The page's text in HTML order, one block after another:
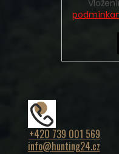
+420 739 001 569
info@hunting24.cz